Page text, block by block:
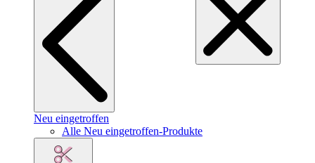
Neu eingetroffen
Alle Neu eingetroffen-Produkte